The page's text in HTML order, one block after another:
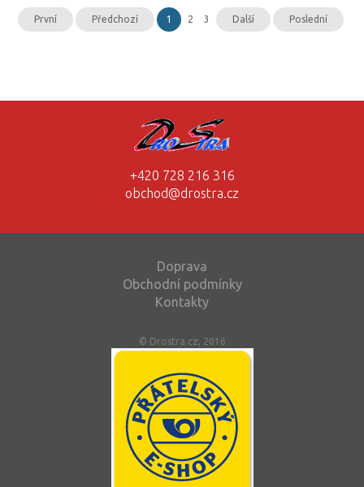
První Předchozí 1 2 3 Další Poslední
+420 728 216 316
obchod@drostra.cz
Doprava
Obchodní podmínky
Kontakty
© Drostra.cz, 2016